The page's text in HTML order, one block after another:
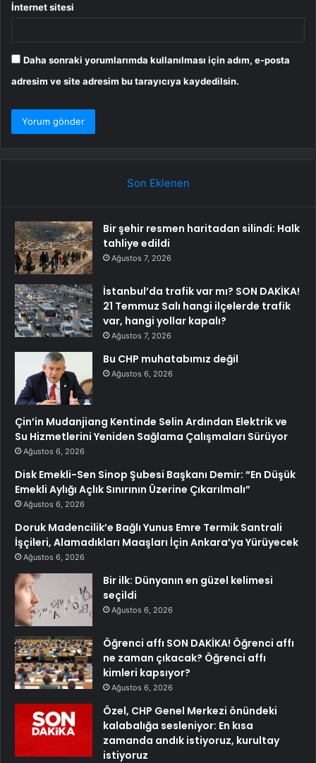
İnternet sitesi
Daha sonraki yorumlarımda kullanılması için adım, e-posta
adresim ve site adresim bu tarayıcıya kaydedilsin.
Son Eklenen
Bir şehir resmen haritadan silindi: Halk
tahliye edildi
Ağustos 7, 2026
İstanbul’da trafik var mı? SON DAKİKA!
21 Temmuz Salı hangi ilçelerde trafik
var, hangi yollar kapalı?
Ağustos 7, 2026
Bu CHP muhatabımız değil
Ağustos 6, 2026
Çin’in Mudanjiang Kentinde Selin Ardından Elektrik ve
Su Hizmetlerini Yeniden Sağlama Çalışmaları Sürüyor
Ağustos 6, 2026
Disk Emekli-Sen Sinop Şubesi Başkanı Demir: “En Düşük
Emekli Aylığı Açlık Sınırının Üzerine Çıkarılmalı”
Ağustos 6, 2026
Doruk Madencilik’e Bağlı Yunus Emre Termik Santrali
İşçileri, Alamadıkları Maaşları İçin Ankara’ya Yürüyecek
Ağustos 6, 2026
Bir ilk: Dünyanın en güzel kelimesi
seçildi
Ağustos 6, 2026
Öğrenci affı SON DAKİKA! Öğrenci affı
ne zaman çıkacak? Öğrenci affı
kimleri kapsıyor?
Ağustos 6, 2026
Özel, CHP Genel Merkezi önündeki
kalabalığa sesleniyor: En kısa
zamanda andık istiyoruz, kurultay
istiyoruz